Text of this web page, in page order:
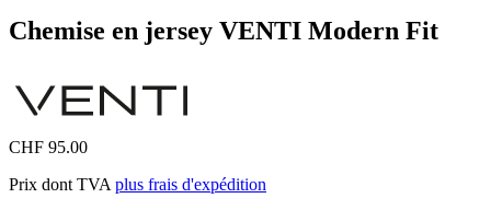
Chemise en jersey VENTI Modern Fit
CHF 95.00
Prix dont TVA plus frais d'expédition